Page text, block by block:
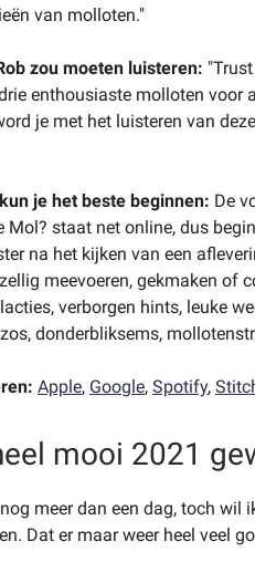
van molloten."
zou moeten luisteren:
enthousiaste molloten voor
je met het luisteren van
je het beste beginnen: De
Mol? staat net online, dus
na het kijken van een
meevoeren, gekmaken of
verborgen hints, leuke
donderbliksems,
Apple, Google, Spotify,
mooi 2021
meer dan een dag, toch wil
Dat er maar weer heel veel